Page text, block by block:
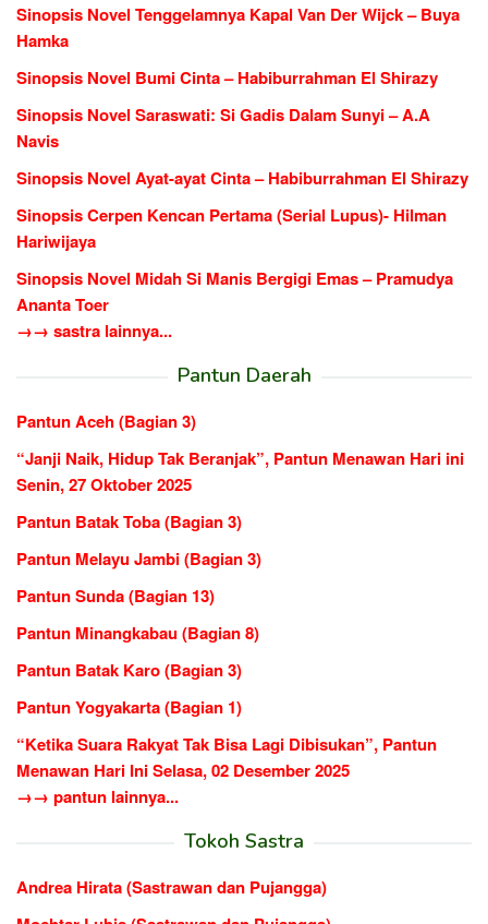
Sinopsis Novel Tenggelamnya Kapal Van Der Wijck – Buya
Hamka
Sinopsis Novel Bumi Cinta – Habiburrahman El Shirazy
Sinopsis Novel Saraswati: Si Gadis Dalam Sunyi – A.A
Navis
Sinopsis Novel Ayat-ayat Cinta – Habiburrahman El Shirazy
Sinopsis Cerpen Kencan Pertama (Serial Lupus)- Hilman
Hariwijaya
Sinopsis Novel Midah Si Manis Bergigi Emas – Pramudya
Ananta Toer
→→ sastra lainnya...
Pantun Daerah
Pantun Aceh (Bagian 3)
“Janji Naik, Hidup Tak Beranjak”, Pantun Menawan Hari ini
Senin, 27 Oktober 2025
Pantun Batak Toba (Bagian 3)
Pantun Melayu Jambi (Bagian 3)
Pantun Sunda (Bagian 13)
Pantun Minangkabau (Bagian 8)
Pantun Batak Karo (Bagian 3)
Pantun Yogyakarta (Bagian 1)
“Ketika Suara Rakyat Tak Bisa Lagi Dibisukan”, Pantun
Menawan Hari Ini Selasa, 02 Desember 2025
→→ pantun lainnya...
Tokoh Sastra
Andrea Hirata (Sastrawan dan Pujangga)